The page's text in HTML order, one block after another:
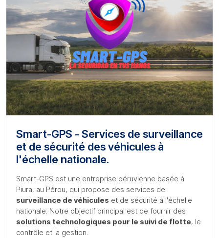
Smart-GPS - Services de surveillance
et de sécurité des véhicules à
l'échelle nationale.
Smart-GPS est une entreprise péruvienne basée à
Piura, au Pérou, qui propose des services de
surveillance de véhicules et de sécurité à l'échelle
nationale. Notre objectif principal est de fournir des
solutions technologiques pour le suivi de flotte, le
contrôle et la gestion.